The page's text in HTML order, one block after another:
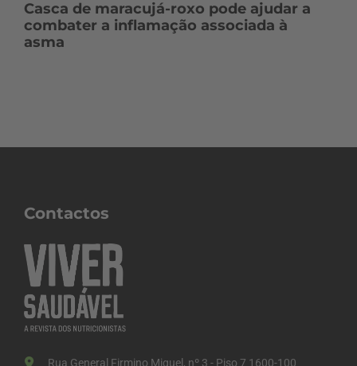
Casca de maracujá-roxo pode ajudar a
combater a inflamação associada à
asma
Contactos
Rua General Firmino Miguel, nº 3 - Piso 7 1600-100